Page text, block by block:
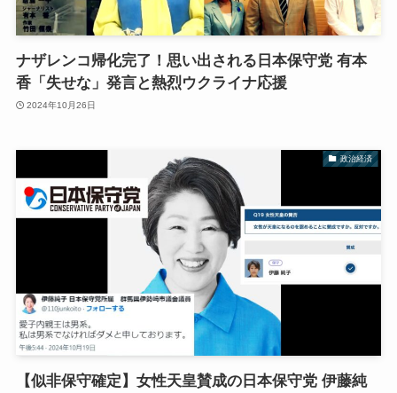
ナザレンコ帰化完了！思い出される日本保守党 有本
香「失せな」発言と熱烈ウクライナ応援
2024年10月26日
政治経済
【似非保守確定】女性天皇賛成の日本保守党 伊藤純